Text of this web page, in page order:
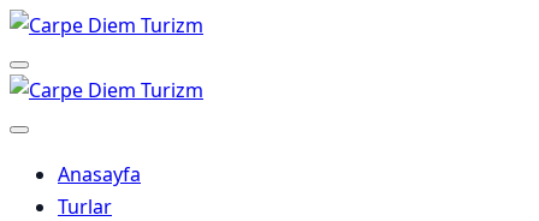
Skip
to
content
Menu
Anasayfa
Turlar